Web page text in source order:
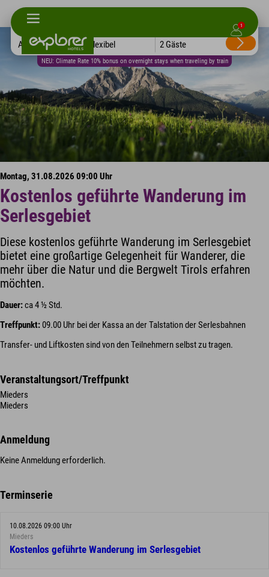
1
NEU: Climate Rate 10% bonus on overnight stays when traveling by train
Alle Hotels Flexibel 2 Gäste
Montag, 31.08.2026 09:00 Uhr
Kostenlos geführte Wanderung im
Serlesgebiet
Diese kostenlos geführte Wanderung im Serlesgebiet
bietet eine großartige Gelegenheit für Wanderer, die
mehr über die Natur und die Bergwelt Tirols erfahren
möchten.
Dauer:ca 4 ½ Std.
Treffpunkt:09.00 Uhr bei der Kassa an der Talstation der Serlesbahnen
Transfer- und Liftkosten sind von den Teilnehmern selbst zu tragen.
Veranstaltungsort/Treffpunkt
Mieders
Mieders
Anmeldung
Keine Anmeldung erforderlich.
Terminserie
10.08.2026 09:00 Uhr
Mieders
Kostenlos geführte Wanderung im Serlesgebiet